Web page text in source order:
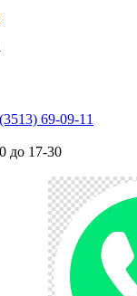
69-09-11
до 17-30